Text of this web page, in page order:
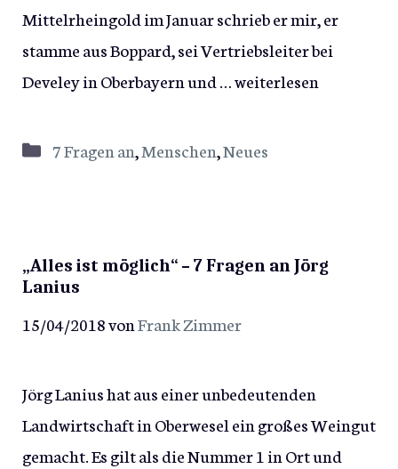
Mittelrheingold im Januar schrieb er mir, er
stamme aus Boppard, sei Vertriebsleiter bei
Develey in Oberbayern und …weiterlesen
Kategorien
7 Fragen an,Menschen,Neues
„Alles ist möglich“ – 7 Fragen an Jörg
Lanius
15/04/2018vonFrank Zimmer
Jörg Lanius hat aus einer unbedeutenden
Landwirtschaft in Oberwesel ein großes Weingut
gemacht. Es gilt als die Nummer 1 in Ort und